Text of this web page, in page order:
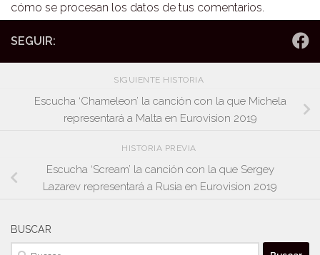
cómo se procesan los datos de tus comentarios.
SEGUIR:
SIGUIENTE HISTORIA
Escucha ‘Chameleon’ la canción con la que Michela
representará a Malta en Eurovision 2019
HISTORIA PREVIA
Escucha ‘Scream’ la canción con la que Sergey
Lazarev representará a Rusia en Eurovision 2019
BUSCAR
Buscar: